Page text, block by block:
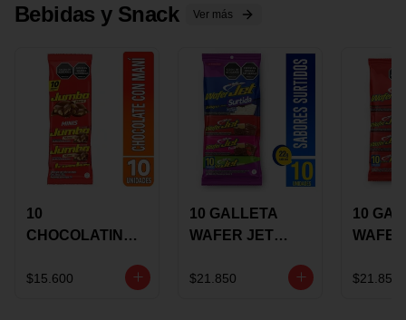
Bebidas y Snack Ver más
10
CHOCOLATINA
17 GRS
$15.600
10 GALLETA
WAFER JET
GRS
$21.850
10
GRS
$21.850